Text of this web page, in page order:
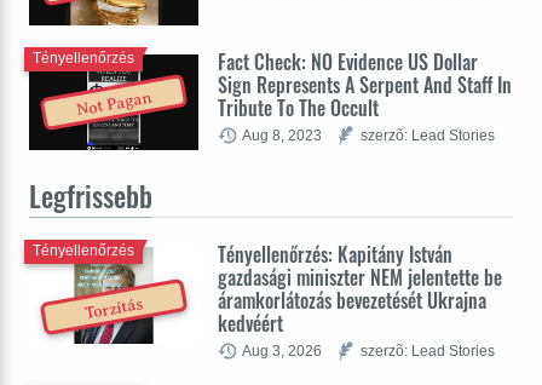
Not Pagan
Fact Check: NO Evidence US Dollar
Sign Represents A Serpent And Staff In
Tribute To The Occult
Tényellenőrzés
Aug 8, 2023 szerzõ: Lead Stories
Legfrissebb
Torzítás
Tényellenőrzés: Kapitány István
gazdasági miniszter NEM jelentette be
áramkorlátozás bevezetését Ukrajna
kedvéért
Tényellenőrzés
Aug 3, 2026 szerzõ: Lead Stories